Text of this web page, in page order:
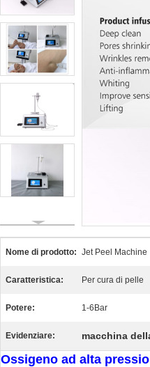
Nome di prodotto: Jet Peel Machine
Caratteristica: Per cura di pelle
Potere: 1-6Bar
Evidenziare: macchina
Ossigeno ad alta